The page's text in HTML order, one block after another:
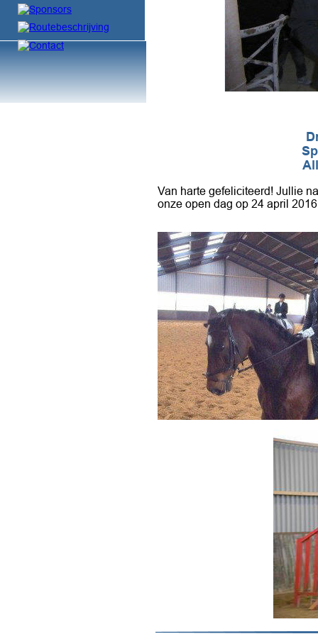
Van harte gefeliciteerd! Jullie
onze open dag op 24 april